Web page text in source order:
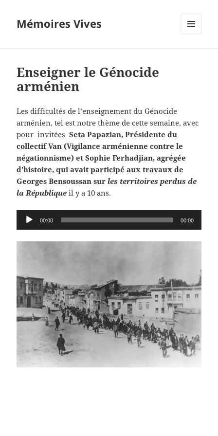
Mémoires Vives
Enseigner le Génocide
arménien
Les difficultés de l’enseignement du Génocide
arménien, tel est notre thème de cette semaine, avec
pour invitées Seta Papazian, Présidente du
collectif Van (Vigilance arménienne contre le
négationnisme) et Sophie Ferhadjian, agrégée
d’histoire, qui avait participé aux travaux de
Georges Bensoussan surles territoires perdus de
la République il y a 10 ans.
Lecteur
audio
00:00 00:00